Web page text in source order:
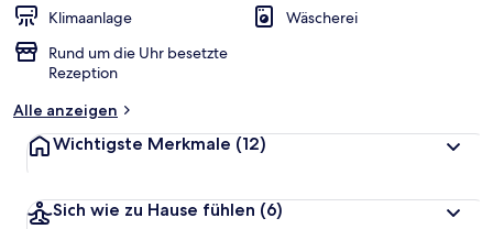
Klimaanlage
Wäscherei
Rund um die Uhr besetzte
Rezeption
Alle anzeigen
Wichtigste Merkmale (12)
Sich wie zu Hause fühlen (6)